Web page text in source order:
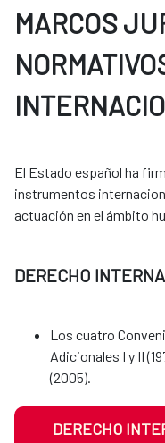
MARCOS
El Estado español ha
instrumentos
actuación en el ámbito
DERECHO
Los cuatro
Adicionales I y II
(2005).
DERECHO